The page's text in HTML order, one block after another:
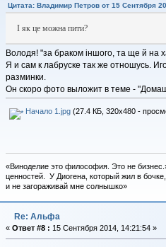
Цитата: Владимир Петров от 15 Сентября
І як це можна пити?
Володя! "за браком іншого, та ще й на
Я и сам к лабруске так же отношусь.
разминки.
Он скоро фото выложит в теме -
Начало 1.jpg(27.4 КБ, 320x480 -
«Виноделие это философия. Это не
ценностей. У Диогена, который жил в
и не загораживай мне солнышко»
Re: Альфа
« Ответ #8 : 15 Сентября 2014, 14:21:54 »